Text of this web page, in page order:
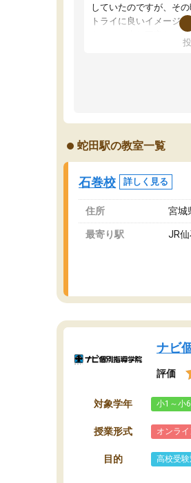
していたのですが、そ
トライに良いイメージ
なので、少し不安だっ
ても行きたいと言うの
が、それを加味しても通
蛇田駅の教室一覧
石巻校 詳しく見る
住所 宮城
最寄り駅 JR
ナビ
評価
対象学年 小1～小6
授業形式 オンラ
目的 高校受